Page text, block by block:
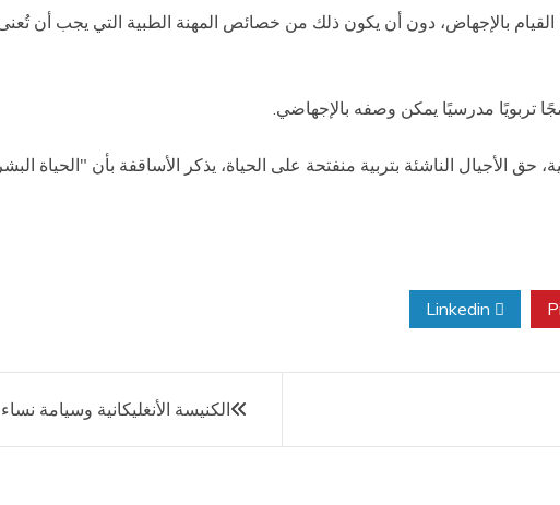
القيام بالإجهاض، دون أن يكون ذلك من خصائص المهنة الطبية التي يجب أن
تربويًا مدرسيًا يمكن وصفه بالإجهاضي.
حق الأجيال الناشئة بتربية منفتحة على الحياة، يذكر الأساقفة بأن "الحياة
الكنيسة الأنغليكانية وسيامة